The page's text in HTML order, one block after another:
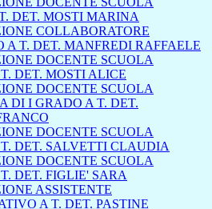
DET. MOSTI MARINA
COLLABORATORE
A T. DET. MANFREDI RAFFAELE
DOCENTE SCUOLA
DET. MOSTI ALICE
DOCENTE SCUOLA
DI I GRADO A T. DET.
DOCENTE SCUOLA
DET. SALVETTI CLAUDIA
DOCENTE SCUOLA
DET. FIGLIE' SARA
ASSISTENTE
A T. DET. PASTINE